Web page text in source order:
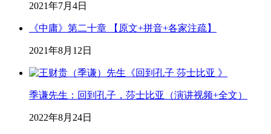
2021年7月4日
《中庸》第二十章 【原文+拼音+各家注疏】
2021年8月12日
季谦先生：回到孔子，莎士比亚（演讲视频+全文）
2022年8月24日